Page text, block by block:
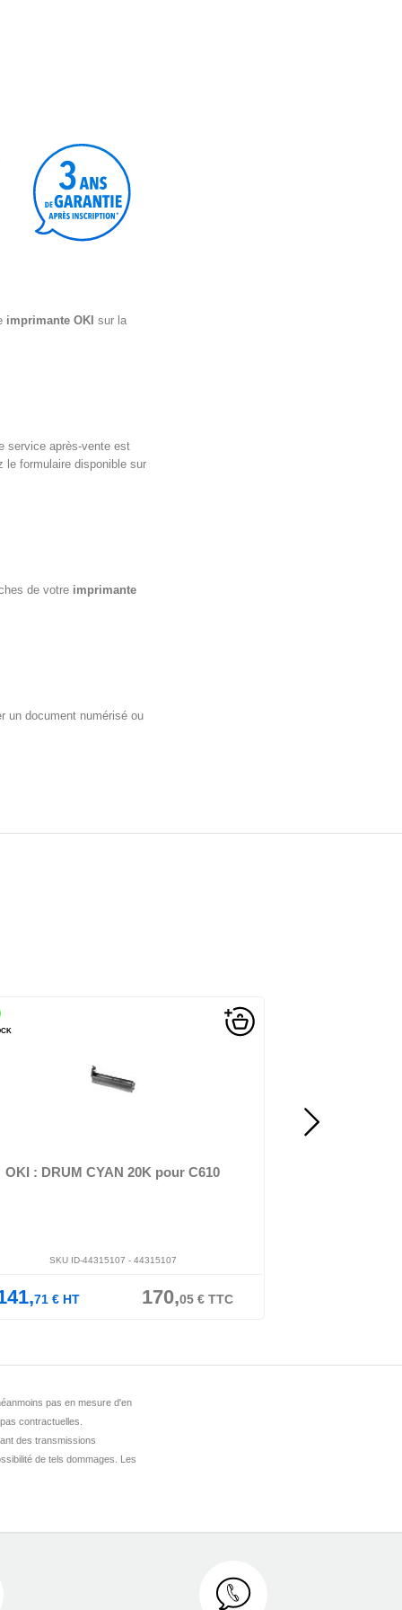
imprimante OKI sur la
service après-vente est
le formulaire disponible sur
de votre imprimante
un document numérisé ou
C810 C830
166,04 €TTC
OKI : Courroie de transfert
120,56€
MC883, MC873, MC853, Pro8...
pas en mesure d'en
contractuelles.
des transmissions
de tels dommages. Les